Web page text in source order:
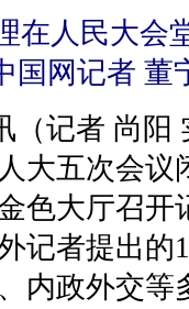
在人民大会
国网记者 董
（记者 尚阳
大五次会议
色大厅召开
记者提出的
内政外交等